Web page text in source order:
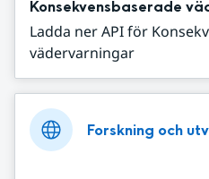
Konsekvensbaserade
Ladda ner API för
vädervarningar
Forskning och